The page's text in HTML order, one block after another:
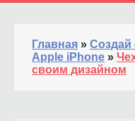
Главная » Создай
Apple iPhone »
своим дизайном